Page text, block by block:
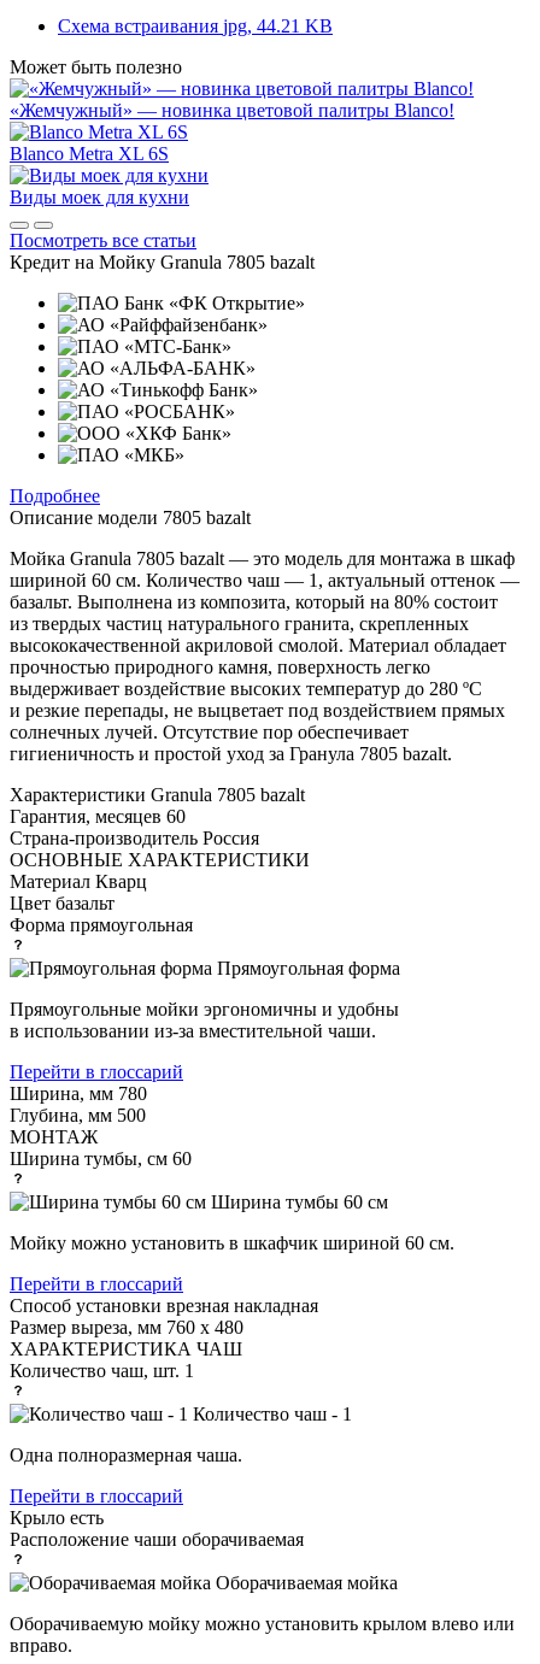
Схема встраивания jpg, 44.21 KB
Может быть полезно
«Жемчужный» — новинка цветовой палитры Blanco!
Blanco Metra XL 6S
Виды моек для кухни
Посмотреть все статьи
Кредит на Мойку Granula 7805 bazalt
Подробнее
Описание модели 7805 bazalt
Мойка Granula 7805 bazalt — это модель для монтажа в шкаф
шириной 60 см. Количество чаш — 1, актуальный оттенок —
базальт. Выполнена из композита, который на 80% состоит
из твердых частиц натурального гранита, скрепленных
высококачественной акриловой смолой. Материал обладает
прочностью природного камня, поверхность легко
выдерживает воздействие высоких температур до 280 ºС
и резкие перепады, не выцветает под воздействием прямых
солнечных лучей. Отсутствие пор обеспечивает
гигиеничность и простой уход за Гранула 7805 bazalt.
Характеристики Granula 7805 bazalt
Гарантия, месяцев 60
Страна-производитель Россия
ОСНОВНЫЕ ХАРАКТЕРИСТИКИ
Материал Кварц
Цвет базальт
Форма прямоугольная
Прямоугольная форма
Прямоугольные мойки эргономичны и удобны
в использовании из-за вместительной чаши.
Перейти в глоссарий
Ширина, мм 780
Глубина, мм 500
МОНТАЖ
Ширина тумбы, см 60
Ширина тумбы 60 см
Мойку можно установить в шкафчик шириной 60 см.
Перейти в глоссарий
Способ установки врезная накладная
Размер выреза, мм 760 х 480
ХАРАКТЕРИСТИКА ЧАШ
Количество чаш, шт. 1
Количество чаш - 1
Одна полноразмерная чаша.
Перейти в глоссарий
Крыло есть
Расположение чаши оборачиваемая
Оборачиваемая мойка
Оборачиваемую мойку можно установить крылом влево или
вправо.